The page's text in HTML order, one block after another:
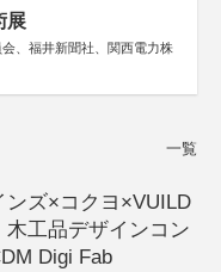
展
、福井新聞社、関西電力株
一覧
ンズ×コクヨ×VUILD
工品デザインコン
Digi Fab